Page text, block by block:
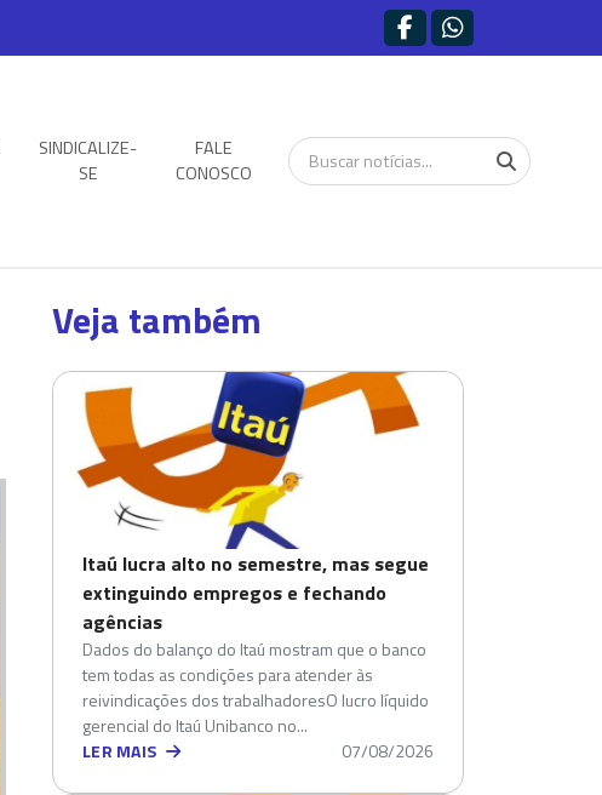
SINDICALIZE-
SE
FALE
CONOSCO
Veja também
Itaú lucra alto no semestre, mas segue
extinguindo empregos e fechando
agências
Dados do balanço do Itaú mostram que o banco
tem todas as condições para atender às
reivindicações dos trabalhadoresO lucro líquido
gerencial do Itaú Unibanco no...
LER MAIS
07/08/2026